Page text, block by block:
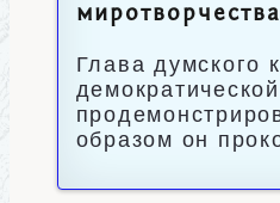
миротворчества
Глава думского
образом он